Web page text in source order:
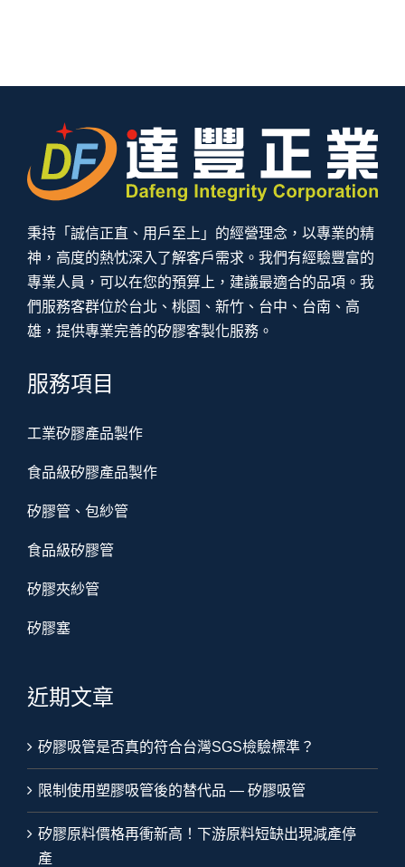
秉持「誠信正直、用戶至上」的經營理念，以專業的精
神，高度的熱忱深入了解客戶需求。我們有經驗豐富的
專業人員，可以在您的預算上，建議最適合的品項。我
們服務客群位於台北、桃園、新竹、台中、台南、高
雄，提供專業完善的矽膠客製化服務。
服務項目
工業矽膠產品製作
食品級矽膠產品製作
矽膠管、包紗管
食品級矽膠管
矽膠夾紗管
矽膠塞
近期文章
矽膠吸管是否真的符合台灣SGS檢驗標準？
限制使用塑膠吸管後的替代品 — 矽膠吸管
矽膠原料價格再衝新高！下游原料短缺出現減產停
產